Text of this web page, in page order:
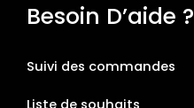
Besoin D’aide ?
Suivi des commandes